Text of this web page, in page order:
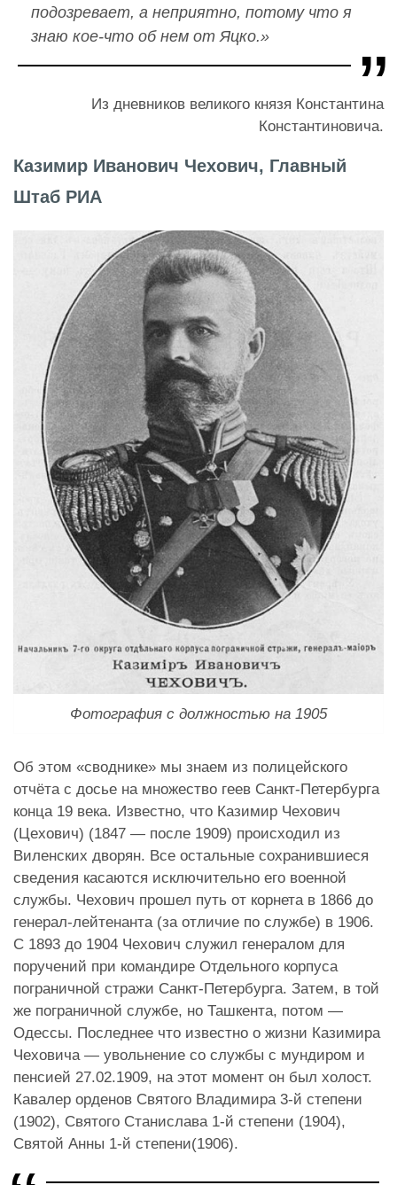
подозревает, а неприятно, потому что я
знаю кое-что об нем от Яцко.»
Из дневников великого князя Константина
Константиновича.
Казимир Иванович Чехович, Главный
Штаб РИА
Фотография с должностью на 1905
Об этом «своднике» мы знаем из полицейского
отчёта с досье на множество геев Санкт-Петербурга
конца 19 века. Известно, что Казимир Чехович
(Цехович) (1847 — после 1909) происходил из
Виленских дворян. Все остальные сохранившиеся
сведения касаются исключительно его военной
службы. Чехович прошел путь от корнета в 1866 до
генерал-лейтенанта (за отличие по службе) в 1906.
С 1893 до 1904 Чехович служил генералом для
поручений при командире Отдельного корпуса
пограничной стражи Санкт-Петербурга. Затем, в той
же пограничной службе, но Ташкента, потом —
Одессы. Последнее что известно о жизни Казимира
Чеховича — увольнение со службы с мундиром и
пенсией 27.02.1909, на этот момент он был холост.
Кавалер орденов Святого Владимира 3-й степени
(1902), Святого Станислава 1-й степени (1904),
Святой Анны 1-й степени(1906).